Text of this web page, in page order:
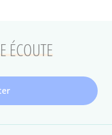
ÉCOUTE